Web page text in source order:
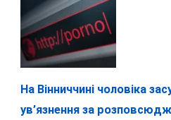
На Вінниччині чоловіка
ув’язнення за